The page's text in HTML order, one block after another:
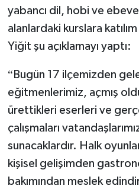
yabancı dil, hobi ve
alanlardaki kurslara
Yiğit şu açıklamayı yaptı:
“ Bugün 17 ilçemizden
eğitmenlerimiz, açmış
ürettikleri eserleri ve
çalışmaları
sunacaklardır. Halk
kişisel gelişimden
bakımından meslek